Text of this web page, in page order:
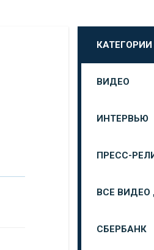
КАТЕГОРИИ
ВИДЕО
ИНТЕРВЬЮ
ПРЕСС-
ВСЕ ВИДЕО
СБЕРБАНК